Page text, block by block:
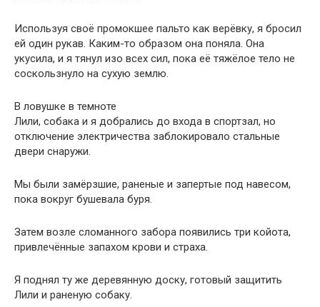
Используя своё промокшее пальто как верёвку, я бросил
ей один рукав. Каким-то образом она поняла. Она
укусила, и я тянул изо всех сил, пока её тяжёлое тело не
соскользнуло на сухую землю.
В ловушке в темноте
Лили, собака и я добрались до входа в спортзал, но
отключение электричества заблокировало стальные
двери снаружи.
Мы были замёрзшие, раненые и запертые под навесом,
пока вокруг бушевала буря.
Затем возле сломанного забора появились три койота,
привлечённые запахом крови и страха.
Я поднял ту же деревянную доску, готовый защитить
Лили и раненую собаку.